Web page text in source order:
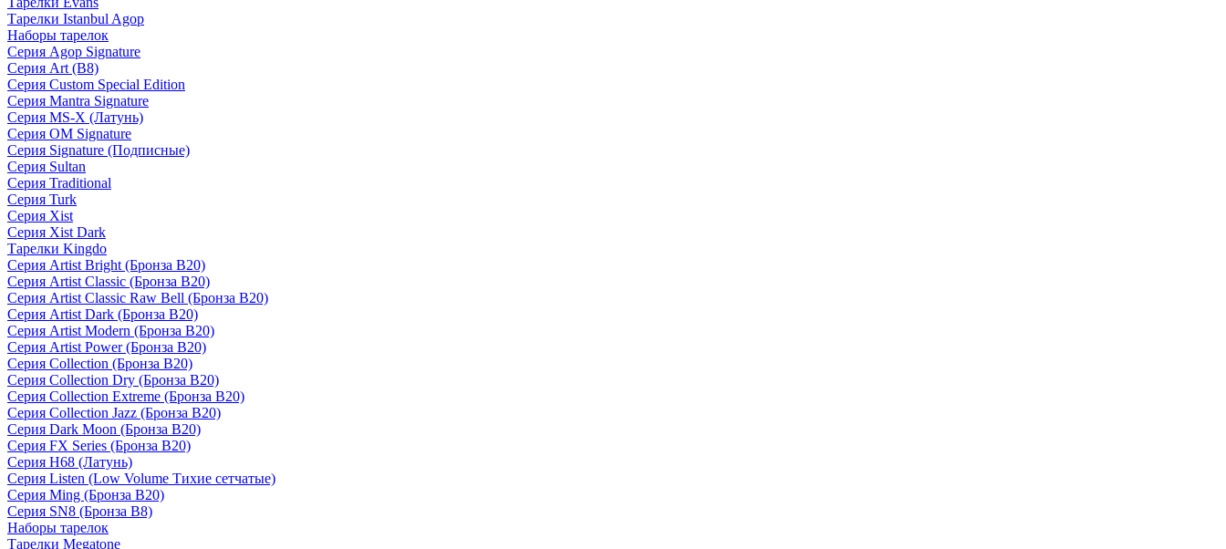
Тарелки Istanbul Agop
Наборы тарелок
Серия Agop Signature
Серия Art (B8)
Серия Custom Special Edition
Серия Mantra Signature
Серия MS-X (Латунь)
Серия OM Signature
Серия Signature (Подписные)
Серия Sultan
Серия Traditional
Серия Turk
Серия Xist
Серия Xist Dark
Тарелки Kingdo
Серия Artist Bright (Бронза B20)
Серия Artist Classic (Бронза B20)
Серия Artist Classic Raw Bell (Бронза B20)
Серия Artist Dark (Бронза B20)
Серия Artist Modern (Бронза B20)
Серия Artist Power (Бронза B20)
Серия Collection (Бронза B20)
Серия Collection Dry (Бронза B20)
Серия Collection Extreme (Бронза B20)
Серия Collection Jazz (Бронза B20)
Серия Dark Moon (Бронза B20)
Серия FX Series (Бронза B20)
Серия H68 (Латунь)
Серия Listen (Low Volume Тихие сетчатые)
Серия Ming (Бронза B20)
Серия SN8 (Бронза B8)
Наборы тарелок
Тарелки Megatone